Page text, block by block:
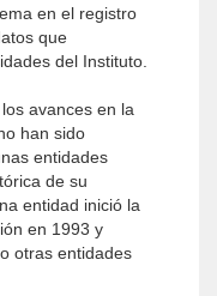
en el registro
que
del Instituto.
avances en la
han sido
entidades
de su
entidad inició la
en 1993 y
otras entidades